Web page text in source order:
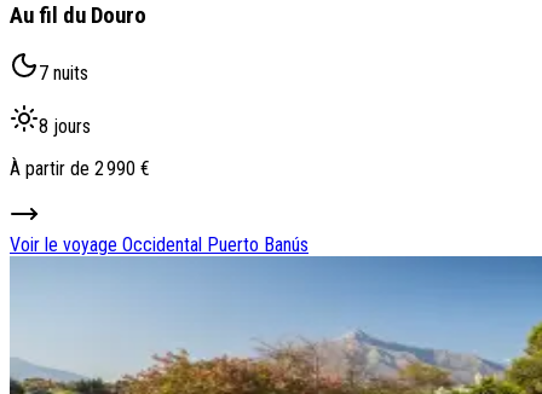
Au fil du Douro
7 nuits
8 jours
À partir de 2 990 €
Voir le voyage Occidental Puerto Banús